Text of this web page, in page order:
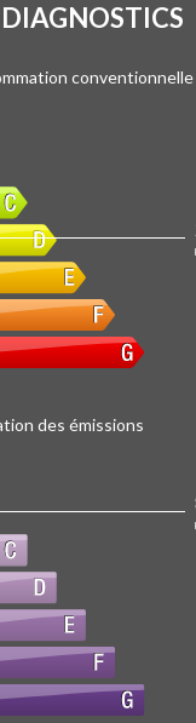
DIAGNOSTICS
conventionnelle
des émissions